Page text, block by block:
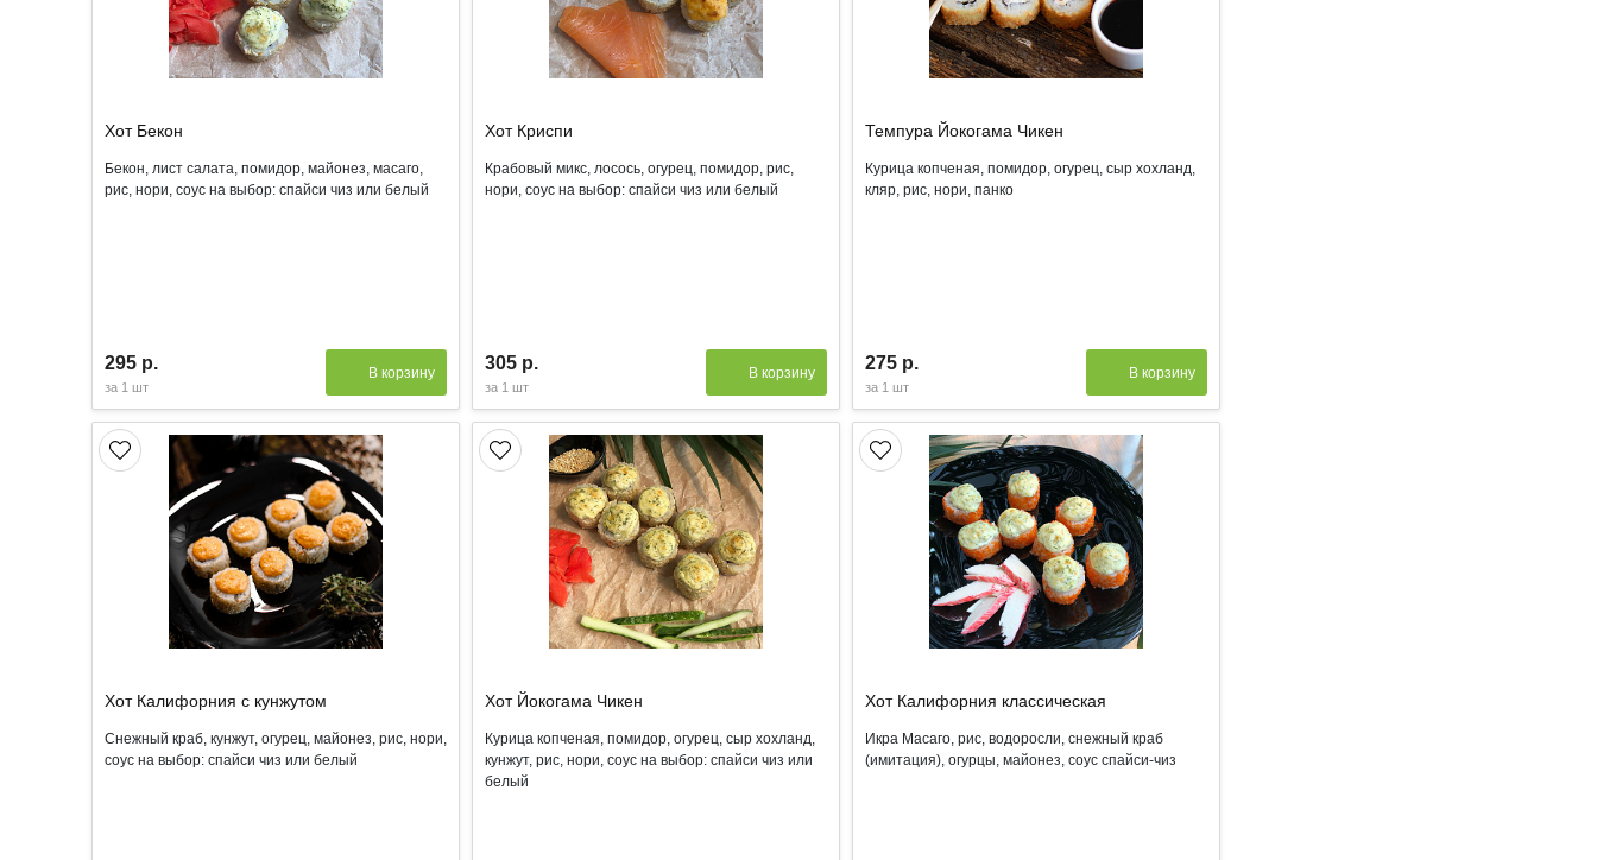
Хот Бекон
Бекон, лист салата, помидор, майонез, масаго,
рис, нори, соус на выбор: спайси чиз или белый
295 р.
за 1 шт
В корзину
Хот Криспи
Крабовый микс, лосось, огурец, помидор, рис,
нори, соус на выбор: спайси чиз или белый
305 р.
за 1 шт
В корзину
Темпура Йокогама Чикен
Курица копченая, помидор, огурец, сыр хохланд,
кляр, рис, нори, панко
275 р.
за 1 шт
В корзину
Хот Калифорния с кунжутом
Снежный краб, кунжут, огурец, майонез, рис, нори,
соус на выбор: спайси чиз или белый
Хот Йокогама Чикен
Курица копченая, помидор, огурец, сыр хохланд,
кунжут, рис, нори, соус на выбор: спайси чиз или
белый
Хот Калифорния классическая
Икра Масаго, рис, водоросли, снежный краб
(имитация), огурцы, майонез, соус спайси-чиз